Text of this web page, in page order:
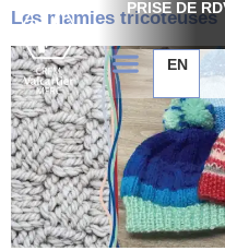
PRISE DE
EN
Les mamies tricoteuses